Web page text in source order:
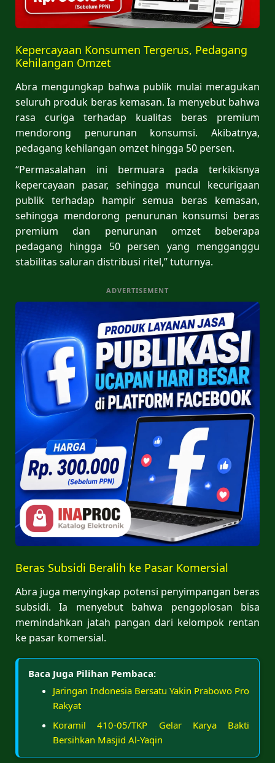
Kepercayaan Konsumen Tergerus, Pedagang
Kehilangan Omzet
Abra mengungkap bahwa publik mulai meragukan
seluruh produk beras kemasan. Ia menyebut bahwa
rasa curiga terhadap kualitas beras premium
mendorong penurunan konsumsi. Akibatnya,
pedagang kehilangan omzet hingga 50 persen.
“Permasalahan ini bermuara pada terkikisnya
kepercayaan pasar, sehingga muncul kecurigaan
publik terhadap hampir semua beras kemasan,
sehingga mendorong penurunan konsumsi beras
premium dan penurunan omzet beberapa
pedagang hingga 50 persen yang mengganggu
stabilitas saluran distribusi ritel,” tuturnya.
ADVERTISEMENT
Beras Subsidi Beralih ke Pasar Komersial
Abra juga menyingkap potensi penyimpangan beras
subsidi. Ia menyebut bahwa pengoplosan bisa
memindahkan jatah pangan dari kelompok rentan
ke pasar komersial.
Baca Juga Pilihan Pembaca:
Jaringan Indonesia Bersatu Yakin Prabowo Pro
Rakyat
Koramil 410-05/TKP Gelar Karya Bakti
Bersihkan Masjid Al-Yaqin